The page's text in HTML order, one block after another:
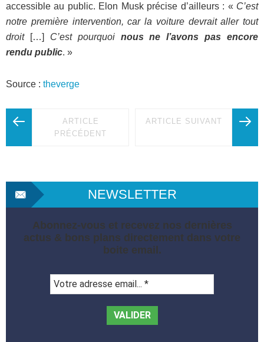
accessible au public. Elon Musk précise d’ailleurs : « C’est
notre première intervention, car la voiture devrait aller tout
droit[…] C’est pourquoi nous ne l’avons pas encore
rendu public. »
Source : theverge
ARTICLE
PRÉCÉDENT
ARTICLE SUIVANT
NEWSLETTER
Abonnez-vous et recevez nos dernières
actus & bons plans directement dans votre
boite email.
adresse